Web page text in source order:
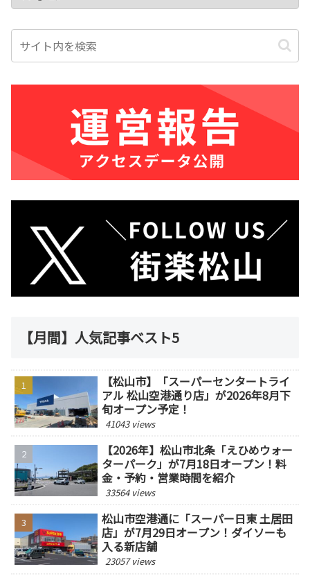
【月間】人気記事ベスト5
【松山市】「スーパーセンタートライ
アル 松山空港通り店」が2026年8月下
旬オープン予定！
41043 views
【2026年】松山市北条「えひめウォー
ターパーク」が7月18日オープン！料
金・予約・営業時間を紹介
33564 views
松山市空港通に「スーパー日東 土居田
店」が7月29日オープン！ダイソーも
入る新店舗
23057 views